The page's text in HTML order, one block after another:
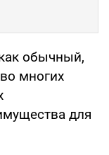
обычный,
многих
для